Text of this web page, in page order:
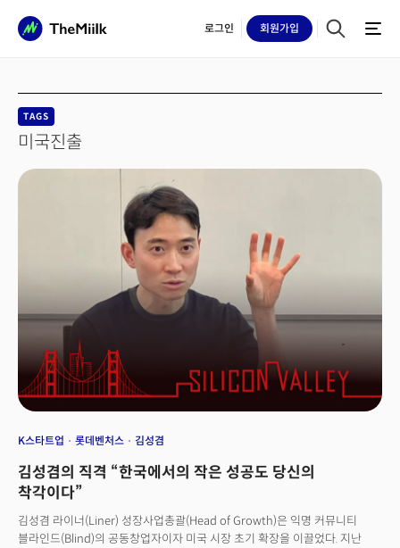
로그인 회원가입
TAGS
미국진출
K스타트업 롯데벤처스 김성겸
김성겸의 직격 “한국에서의 작은 성공도 당신의
착각이다”
김성겸 라이너(Liner) 성장사업총괄(Head of Growth)은 익명 커뮤니티
블라인드(Blind)의 공동창업자이자 미국 시장 초기 확장을 이끌었다. 지난